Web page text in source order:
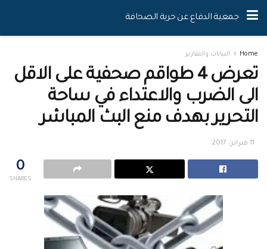
جمعية الدفاع عن حرية الصحافة
Home البيانات والتقارير
تعرض 4 طواقم صحفية على الاقل
الى الضرب والاعتداء في ساحة
التحرير بهدف منع البث المباشر
11 فبراير، 2017
0
SHARES